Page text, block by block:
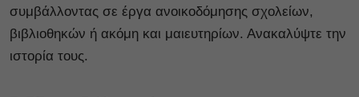
συμβάλλοντας σε έργα ανοικοδόμησης σχολείων,
βιβλιοθηκών ή ακόμη και μαιευτηρίων. Ανακαλύψτε την
ιστορία τους.